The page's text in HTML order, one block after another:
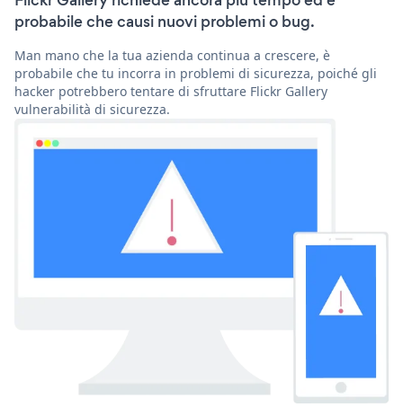
probabile che causi nuovi problemi o bug.
Man mano che la tua azienda continua a crescere, è
probabile che tu incorra in problemi di sicurezza, poiché gli
hacker potrebbero tentare di sfruttare Flickr Gallery
vulnerabilità di sicurezza.